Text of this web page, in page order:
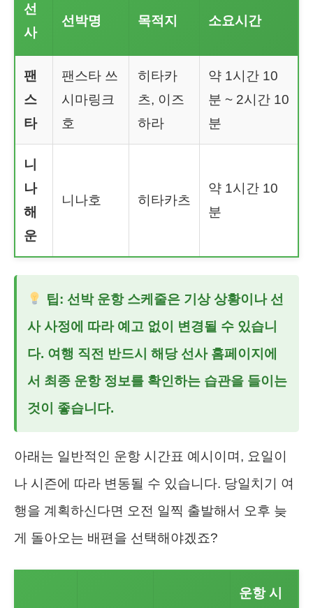
선
사
선박명 목적지 소요시간
팬
스
타
팬스타 쓰
시마링크
호
히타카
츠, 이즈
하라
약 1시간 10
분 ~ 2시간 10
분
니
나
해
운
니나호 히타카츠
약 1시간 10
분
팁: 선박 운항 스케줄은 기상 상황이나 선
사 사정에 따라 예고 없이 변경될 수 있습니
다. 여행 직전 반드시 해당 선사 홈페이지에
서 최종 운항 정보를 확인하는 습관을 들이는
것이 좋습니다.
아래는 일반적인 운항 시간표 예시이며, 요일이
나 시즌에 따라 변동될 수 있습니다. 당일치기 여
행을 계획하신다면 오전 일찍 출발해서 오후 늦
게 돌아오는 배편을 선택해야겠죠?
운항 시